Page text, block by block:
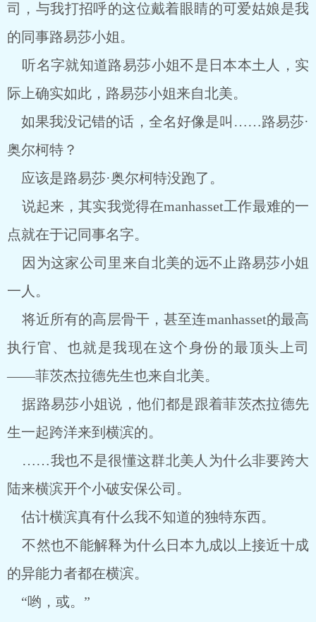
司，与我打招呼的这位戴着眼睛的可爱姑娘是我
的同事路易莎小姐。
听名字就知道路易莎小姐不是日本本土人，实
际上确实如此，路易莎小姐来自北美。
如果我没记错的话，全名好像是叫……路易莎·
奥尔柯特？
应该是路易莎·奥尔柯特没跑了。
说起来，其实我觉得在manhasset工作最难的一
点就在于记同事名字。
因为这家公司里来自北美的远不止路易莎小姐
一人。
将近所有的高层骨干，甚至连manhasset的最高
执行官、也就是我现在这个身份的最顶头上司
——菲茨杰拉德先生也来自北美。
据路易莎小姐说，他们都是跟着菲茨杰拉德先
生一起跨洋来到横滨的。
……我也不是很懂这群北美人为什么非要跨大
陆来横滨开个小破安保公司。
估计横滨真有什么我不知道的独特东西。
不然也不能解释为什么日本九成以上接近十成
的异能力者都在横滨。
“哟，或。”